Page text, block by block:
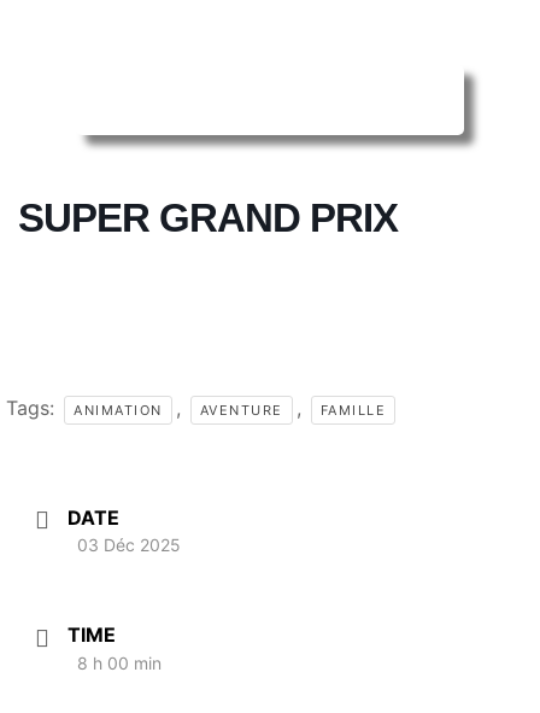
SUPER GRAND PRIX
Tags: ANIMATION , AVENTURE , FAMILLE
DATE
03 Déc 2025
TIME
8 h 00 min